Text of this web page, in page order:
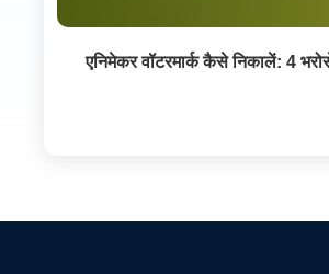
एनिमेकर वॉटरमार्क कैसे निकालें: 4